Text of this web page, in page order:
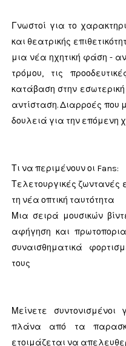
Γνωστοί για το
και θεατρικής
μια νέα ηχητική φάση -
τρόμου, τις
κατάβαση στην
αντίσταση. Διαρροές που
δουλειά για την επόμενη
Τι να περιμένουν οι Fans:
Τελετουργικές
τη νέα οπτική ταυτότητα
Μια σειρά μουσικών
αφήγηση και
συναισθηματικά
τους
Μείνετε
πλάνα από τα
ετοιμάζεται να